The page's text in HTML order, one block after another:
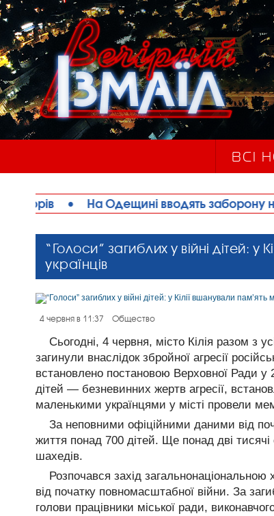
ВСІ
Одещині вводять заборону на вилов раків
“Голоси” загиблих у війні дітей:
українців
4 червня в 11:37 Общество
Сьогодні, 4 червня, місто Кілія разом з
загинули внаслідок збройної агресії
встановлено постановою Верховної Ради у
дітей — безневинних жертв агресії,
маленькими українцями у місті провели
За неповними офіційними даними від
життя понад 700 дітей. Ще понад дві
шахедів.
Розпочався захід
від початку повномасштабної війни. За
голови працівники міської ради,